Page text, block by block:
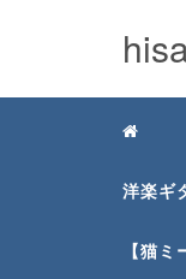
洋楽ギ
【猫